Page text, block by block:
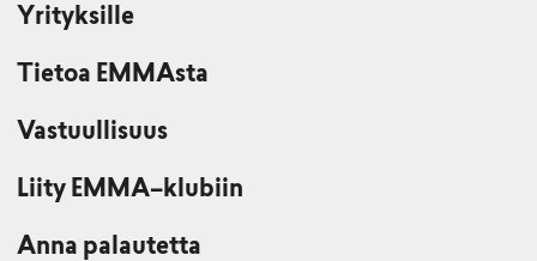
Yrityksille
Tietoa EMMAsta
Vastuullisuus
Liity EMMA–klubiin
Anna palautetta